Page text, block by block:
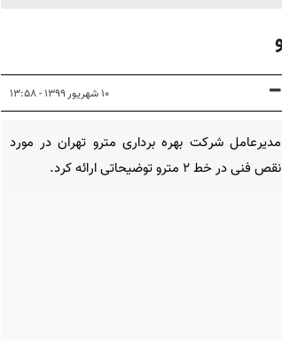
۱۰ شهریور ۱۳۹۹ - ۱۳:۵۸
مدیرعامل شرکت بهره برداری مترو تهران در مورد
نقص فنی در خط ۲ مترو توضیحاتی ارائه کرد.